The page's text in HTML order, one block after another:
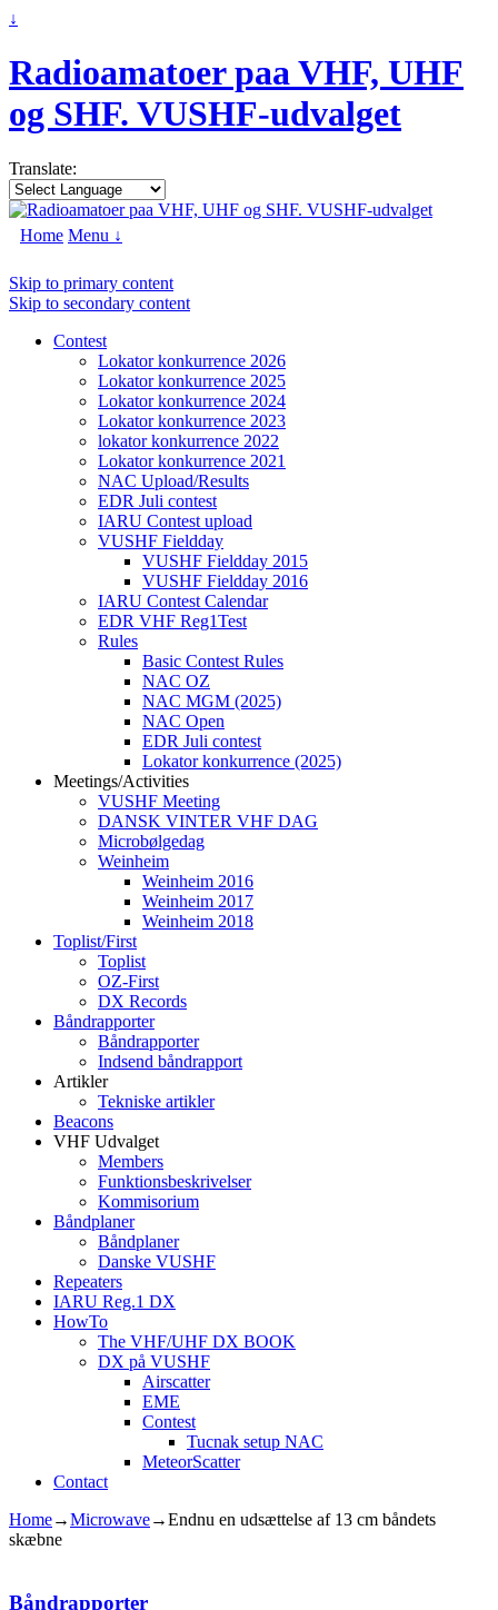
↓
Radioamatoer paa VHF, UHF
og SHF. VUSHF-udvalget
Translate:
Home Menu ↓
Skip to primary content
Skip to secondary content
Contest
Lokator konkurrence 2026
Lokator konkurrence 2025
Lokator konkurrence 2024
Lokator konkurrence 2023
lokator konkurrence 2022
Lokator konkurrence 2021
NAC Upload/Results
EDR Juli contest
IARU Contest upload
VUSHF Fieldday
VUSHF Fieldday 2015
VUSHF Fieldday 2016
IARU Contest Calendar
EDR VHF Reg1Test
Rules
Basic Contest Rules
NAC OZ
NAC MGM (2025)
NAC Open
EDR Juli contest
Lokator konkurrence (2025)
Meetings/Activities
VUSHF Meeting
DANSK VINTER VHF DAG
Microbølgedag
Weinheim
Weinheim 2016
Weinheim 2017
Weinheim 2018
Toplist/First
Toplist
OZ-First
DX Records
Båndrapporter
Båndrapporter
Indsend båndrapport
Artikler
Tekniske artikler
Beacons
VHF Udvalget
Members
Funktionsbeskrivelser
Kommisorium
Båndplaner
Båndplaner
Danske VUSHF
Repeaters
IARU Reg.1 DX
HowTo
The VHF/UHF DX BOOK
DX på VUSHF
Airscatter
EME
Contest
Tucnak setup NAC
MeteorScatter
Contact
Home→Microwave→Endnu en udsættelse af 13 cm båndets
skæbne
Båndrapporter